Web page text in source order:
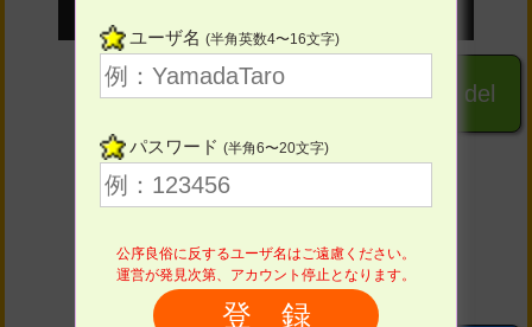
１ ２ ３ del
４ ５
６
７
８
９
ユーザ名 (半角英数4〜16文字)
パスワード (半角6〜20文字)
公序良俗に反するユーザ名はご遠慮ください。
運営が発見次第、アカウント停止となります。